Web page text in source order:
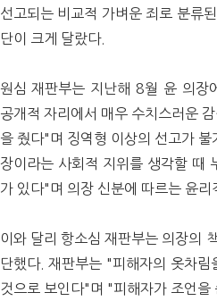
선고되는 비교적 가벼운 죄로 분류
단이 크게 달랐다.
원심 재판부는 지난해 8월 윤 의장
공개적 자리에서 매우 수치스러운
을 줬다"며 징역형 이상의 선고가
장이라는 사회적 지위를 생각할 때
가 있다"며 의장 신분에 따르는 윤리
이와 달리 항소심 재판부는 의장의
단했다. 재판부는 "피해자의 옷차
것으로 보인다"며 "피해자가 조언을